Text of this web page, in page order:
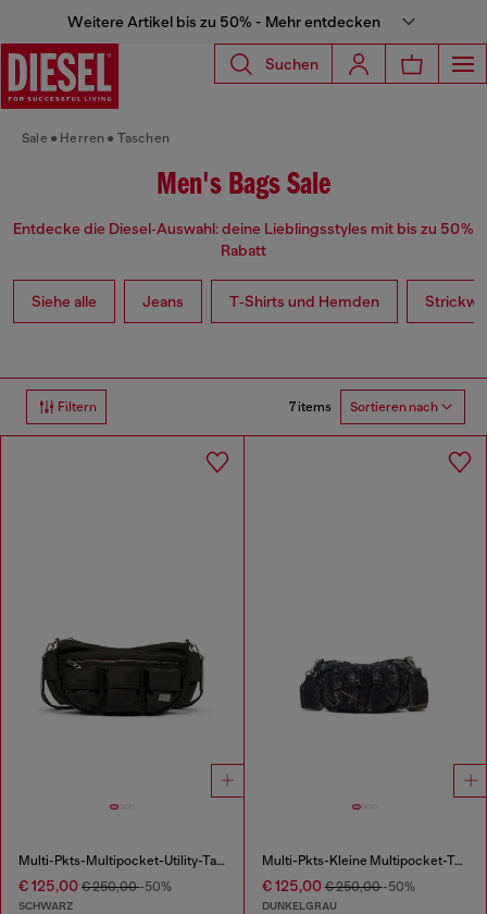
Weitere Artikel bis zu 50% - Mehr entdecken
Suchen
Sale Herren Taschen
Men's Bags Sale
Entdecke die Diesel‑Auswahl: deine Lieblingsstyles mit bis zu 50 %
Rabatt
Siehe alle Jeans T‑Shirts und Hemden
Filtern 7 items Sortieren nach
Multi-Pkts-Multipocket-Utility-Tasche
€ 125,00 € 250,00-50%
SCHWARZ
Multi-Pkts-Kleine Multipocket-Tasche aus gewaschenem Denim
€ 125,00€ 250,00-50%
DUNKELGRAU